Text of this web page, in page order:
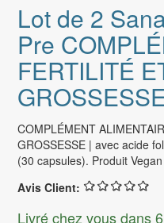
Lot de 2
Pre
FERTILITÉ
COMPLÉMENT
GROSSESSE | avec acide
(30 capsules). Produit
Avis Client:
Livré chez vous dans